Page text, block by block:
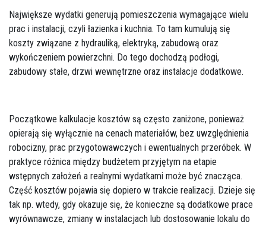
Największe wydatki generują pomieszczenia wymagające wielu
prac i instalacji, czyli łazienka i kuchnia. To tam kumulują się
koszty związane z hydrauliką, elektryką, zabudową oraz
wykończeniem powierzchni. Do tego dochodzą podłogi,
zabudowy stałe, drzwi wewnętrzne oraz instalacje dodatkowe.
Początkowe kalkulacje kosztów są często zaniżone, ponieważ
opierają się wyłącznie na cenach materiałów, bez uwzględnienia
robocizny, prac przygotowawczych i ewentualnych przeróbek. W
praktyce różnica między budżetem przyjętym na etapie
wstępnych założeń a realnymi wydatkami może być znacząca.
Część kosztów pojawia się dopiero w trakcie realizacji. Dzieje się
tak np. wtedy, gdy okazuje się, że konieczne są dodatkowe prace
wyrównawcze, zmiany w instalacjach lub dostosowanie lokalu do